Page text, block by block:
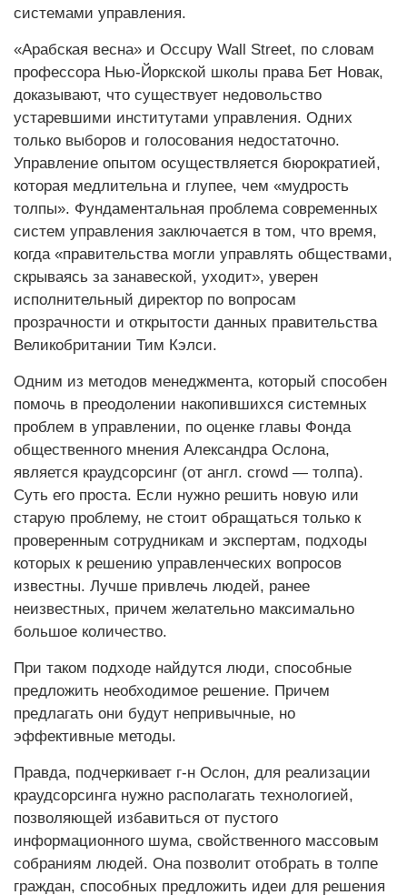
системами управления.
«Арабская весна» и Occupy Wall Street, по словам
профессора Нью-Йоркской школы права Бет Новак,
доказывают, что существует недовольство
устаревшими институтами управления. Одних
только выборов и голосования недостаточно.
Управление опытом осуществляется бюрократией,
которая медлительна и глупее, чем «мудрость
толпы». Фундаментальная проблема современных
систем управления заключается в том, что время,
когда «правительства могли управлять обществами,
скрываясь за занавеской, уходит», уверен
исполнительный директор по вопросам
прозрачности и открытости данных правительства
Великобритании Тим Кэлси.
Одним из методов менедж­мента, который способен
помочь в преодолении накопившихся системных
проблем в управлении, по оценке главы Фонда
общественного мнения Александра Ослона,
является краудсорсинг (от англ. crowd — толпа).
Суть его проста. Если нужно решить новую или
старую проблему, не стоит обращаться только к
проверенным сотрудникам и экспертам, подходы
которых к решению управленческих вопросов
известны. Лучше привлечь людей, ранее
неизвестных, причем желательно максимально
большое количество.
При таком подходе найдутся люди, способные
предложить необходимое решение. Причем
предлагать они будут непривычные, но
эффективные методы.
Правда, подчеркивает г-н Ослон, для реализации
краудсорсинга нужно располагать технологией,
позволяющей избавиться от пустого
информационного шума, свойственного массовым
собраниям людей. Она позволит отобрать в толпе
граждан, способных предложить идеи для решения